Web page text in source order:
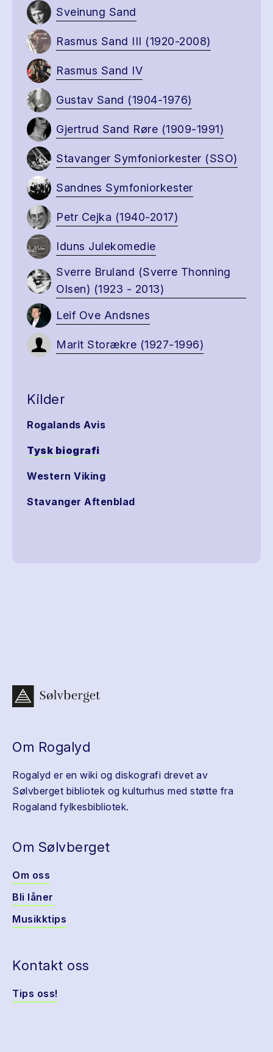
Sveinung Sand
Rasmus Sand III (1920-2008)
Rasmus Sand IV
Gustav Sand (1904-1976)
Gjertrud Sand Røre (1909-1991)
Stavanger Symfoniorkester (SSO)
Sandnes Symfoniorkester
Petr Cejka (1940-2017)
Iduns Julekomedie
Sverre Bruland (Sverre Thonning
Olsen) (1923 - 2013)
Leif Ove Andsnes
Marit Storækre (1927-1996)
Kilder
Rogalands Avis
Tysk biografi
Western Viking
Stavanger Aftenblad
Om Rogalyd
Rogalyd er en wiki og diskografi drevet av
Sølvberget bibliotek og kulturhus med støtte fra
Rogaland fylkesbibliotek.
Om Sølvberget
Om oss
Bli låner
Musikktips
Kontakt oss
Tips oss!